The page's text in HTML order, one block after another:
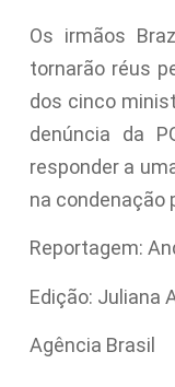
Os irmãos
tornarão réus
dos cinco
denúncia da
responder a
na condenação
Reportagem:
Edição: Juliana
Agência Brasil